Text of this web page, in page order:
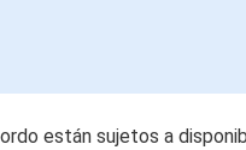
están sujetos a